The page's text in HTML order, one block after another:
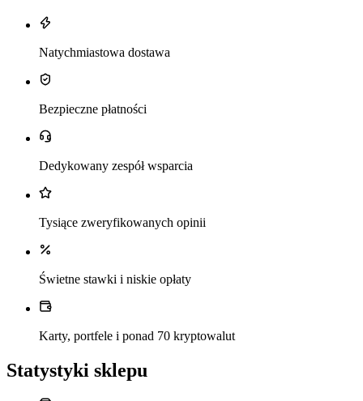
Natychmiastowa dostawa
Bezpieczne płatności
Dedykowany zespół wsparcia
Tysiące zweryfikowanych opinii
Świetne stawki i niskie opłaty
Karty, portfele i ponad 70 kryptowalut
Statystyki sklepu